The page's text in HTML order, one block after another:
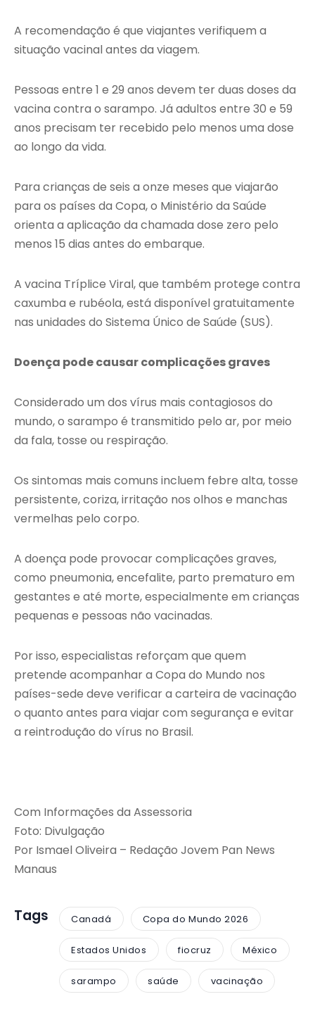
A recomendação é que viajantes verifiquem a
situação vacinal antes da viagem.
Pessoas entre 1 e 29 anos devem ter duas doses da
vacina contra o sarampo. Já adultos entre 30 e 59
anos precisam ter recebido pelo menos uma dose
ao longo da vida.
Para crianças de seis a onze meses que viajarão
para os países da Copa, o Ministério da Saúde
orienta a aplicação da chamada dose zero pelo
menos 15 dias antes do embarque.
A vacina Tríplice Viral, que também protege contra
caxumba e rubéola, está disponível gratuitamente
nas unidades do Sistema Único de Saúde (SUS).
Doença pode causar complicações graves
Considerado um dos vírus mais contagiosos do
mundo, o sarampo é transmitido pelo ar, por meio
da fala, tosse ou respiração.
Os sintomas mais comuns incluem febre alta, tosse
persistente, coriza, irritação nos olhos e manchas
vermelhas pelo corpo.
A doença pode provocar complicações graves,
como pneumonia, encefalite, parto prematuro em
gestantes e até morte, especialmente em crianças
pequenas e pessoas não vacinadas.
Por isso, especialistas reforçam que quem
pretende acompanhar a Copa do Mundo nos
países-sede deve verificar a carteira de vacinação
o quanto antes para viajar com segurança e evitar
a reintrodução do vírus no Brasil.
Com Informações da Assessoria
Foto: Divulgação
Por Ismael Oliveira – Redação Jovem Pan News
Manaus
Tags Canadá Copa do Mundo 2026
Estados Unidos fiocruz México
sarampo saúde vacinação